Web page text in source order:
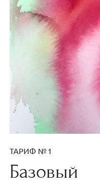
ТАРИФ № 1
Базовый